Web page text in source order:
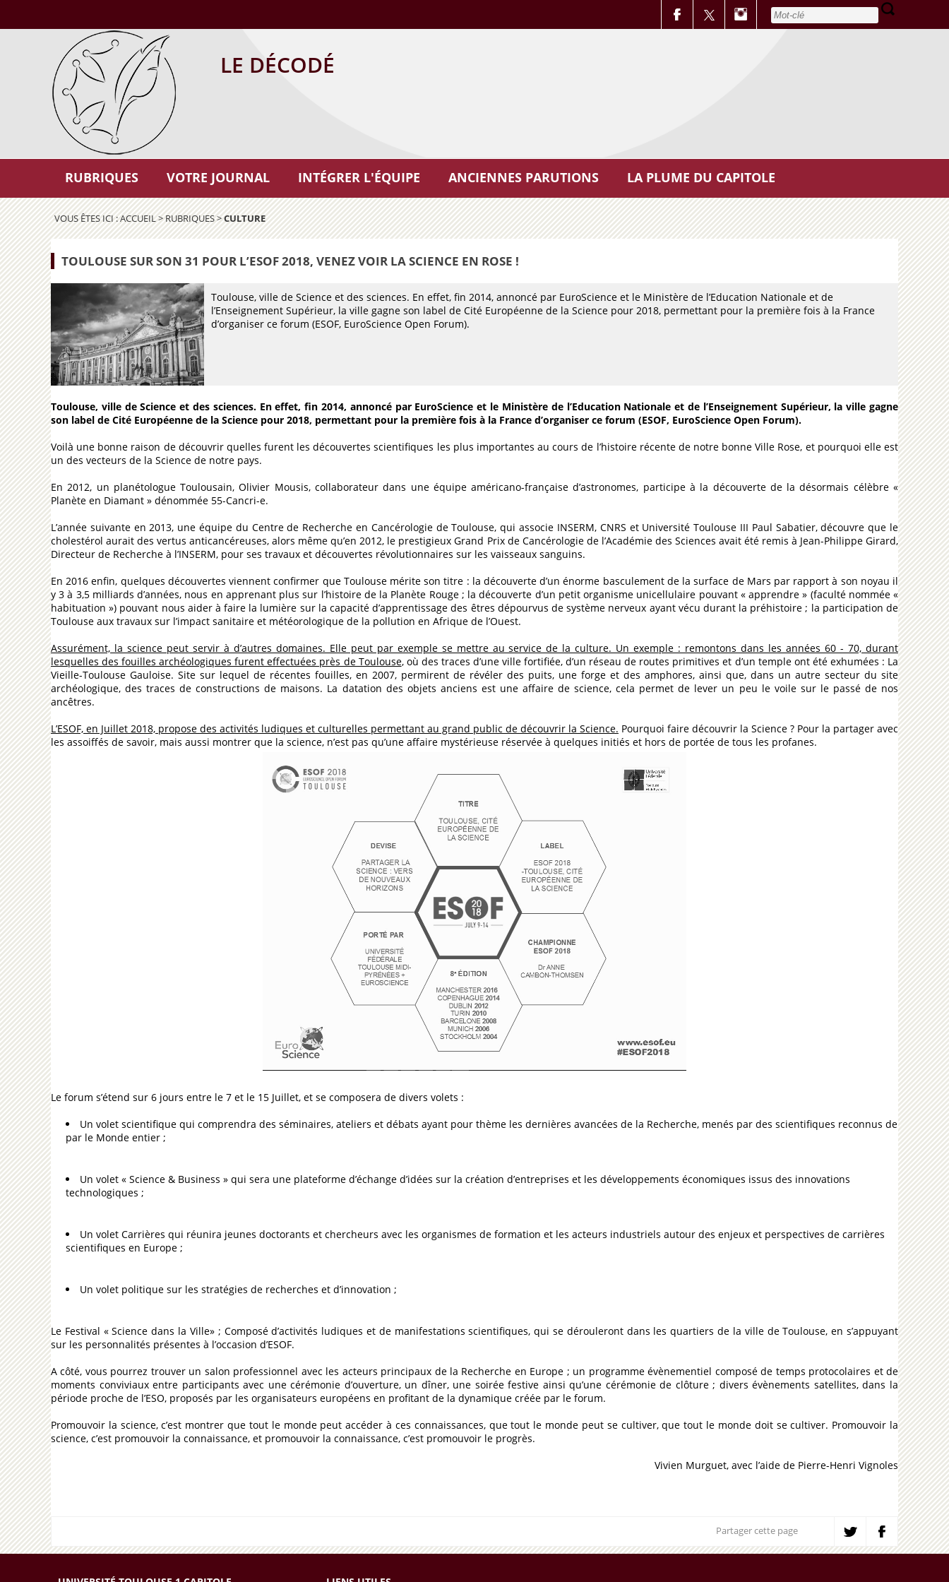
LE DÉCODÉ
RUBRIQUES VOTRE JOURNAL INTÉGRER L'ÉQUIPE ANCIENNES PARUTIONS LA PLUME DU CAPITOLE
VOUS ÊTES ICI :ACCUEIL>RUBRIQUES>CULTURE
TOULOUSE SUR SON 31 POUR L’ESOF 2018, VENEZ VOIR LA SCIENCE EN ROSE !
Toulouse, ville de Science et des sciences. En effet, fin 2014, annoncé par EuroScience et le Ministère de l’Education Nationale et de
l’Enseignement Supérieur, la ville gagne son label de Cité Européenne de la Science pour 2018, permettant pour la première fois à la France
d’organiser ce forum (ESOF, EuroScience Open Forum).
Toulouse, ville de Science et des sciences. En effet, fin 2014, annoncé par EuroScience et le Ministère de l’Education Nationale et de l’Enseignement Supérieur, la ville gagne
son label de Cité Européenne de la Science pour 2018, permettant pour la première fois à la France d’organiser ce forum (ESOF, EuroScience Open Forum).
Voilà une bonne raison de découvrir quelles furent les découvertes scientifiques les plus importantes au cours de l’histoire récente de notre bonne Ville Rose, et pourquoi elle est
un des vecteurs de la Science de notre pays.
En 2012, un planétologue Toulousain, Olivier Mousis, collaborateur dans une équipe américano-française d’astronomes, participe à la découverte de la désormais célèbre «
Planète en Diamant » dénommée 55-Cancri-e.
L’année suivante en 2013, une équipe du Centre de Recherche en Cancérologie de Toulouse, qui associe INSERM, CNRS et Université Toulouse III Paul Sabatier, découvre que le
cholestérol aurait des vertus anticancéreuses, alors même qu’en 2012, le prestigieux Grand Prix de Cancérologie de l’Académie des Sciences avait été remis à Jean-Philippe Girard,
Directeur de Recherche à l’INSERM, pour ses travaux et découvertes révolutionnaires sur les vaisseaux sanguins.
En 2016 enfin, quelques découvertes viennent confirmer que Toulouse mérite son titre : la découverte d’un énorme basculement de la surface de Mars par rapport à son noyau il
y 3 à 3,5 milliards d’années, nous en apprenant plus sur l’histoire de la Planète Rouge ; la découverte d’un petit organisme unicellulaire pouvant « apprendre » (faculté nommée «
habituation ») pouvant nous aider à faire la lumière sur la capacité d’apprentissage des êtres dépourvus de système nerveux ayant vécu durant la préhistoire ; la participation de
Toulouse aux travaux sur l’impact sanitaire et météorologique de la pollution en Afrique de l’Ouest.
Assurément, la science peut servir à d’autres domaines. Elle peut par exemple se mettre au service de la culture. Un exemple : remontons dans les années 60 - 70, durant
lesquelles des fouilles archéologiques furent effectuées près de Toulouse, où des traces d’une ville fortifiée, d’un réseau de routes primitives et d’un temple ont été exhumées : La
Vieille-Toulouse Gauloise. Site sur lequel de récentes fouilles, en 2007, permirent de révéler des puits, une forge et des amphores, ainsi que, dans un autre secteur du site
archéologique, des traces de constructions de maisons. La datation des objets anciens est une affaire de science, cela permet de lever un peu le voile sur le passé de nos
ancêtres.
L’ESOF, en Juillet 2018, propose des activités ludiques et culturelles permettant au grand public de découvrir la Science. Pourquoi faire découvrir la Science ? Pour la partager avec
les assoiffés de savoir, mais aussi montrer que la science, n’est pas qu’une affaire mystérieuse réservée à quelques initiés et hors de portée de tous les profanes.
Le forum s’étend sur 6 jours entre le 7 et le 15 Juillet, et se composera de divers volets :
Un volet scientifique qui comprendra des séminaires, ateliers et débats ayant pour thème les dernières avancées de la Recherche, menés par des scientifiques reconnus de
par le Monde entier ;
Un volet « Science & Business » qui sera une plateforme d’échange d’idées sur la création d’entreprises et les développements économiques issus des innovations
technologiques ;
Un volet Carrières qui réunira jeunes doctorants et chercheurs avec les organismes de formation et les acteurs industriels autour des enjeux et perspectives de carrières
scientifiques en Europe ;
Un volet politique sur les stratégies de recherches et d’innovation ;
Le Festival « Science dans la Ville» ; Composé d’activités ludiques et de manifestations scientifiques, qui se dérouleront dans les quartiers de la ville de Toulouse, en s’appuyant
sur les personnalités présentes à l’occasion d’ESOF.​
A côté, vous pourrez trouver un salon professionnel avec les acteurs principaux de la Recherche en Europe ; un programme évènementiel composé de temps protocolaires et de
moments conviviaux entre participants avec une cérémonie d’ouverture, un dîner, une soirée festive ainsi qu’une cérémonie de clôture ; divers évènements satellites, dans la
période proche de l’ESO, proposés par les organisateurs européens en profitant de la dynamique créée par le forum.
Promouvoir la science, c’est montrer que tout le monde peut accéder à ces connaissances, que tout le monde peut se cultiver, que tout le monde doit se cultiver. Promouvoir la
science, c’est promouvoir la connaissance, et promouvoir la connaissance, c’est promouvoir le progrès.
Vivien Murguet, avec l’aide de Pierre-Henri Vignoles
Partager cette page